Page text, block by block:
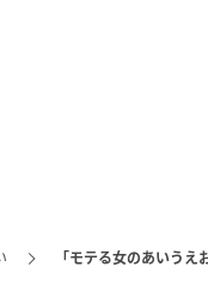
「モテる女のあいう